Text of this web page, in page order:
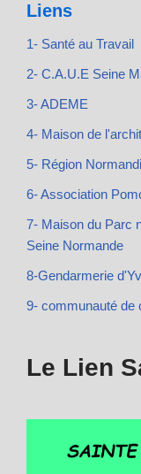
Liens
1- Santé au Travail
2- C.A.U.E Seine
3- ADEME
4- Maison de
5- Région
6- Association
7- Maison du Parc
Seine Normande
8-Gendarmerie
9- communauté de
Le Lien